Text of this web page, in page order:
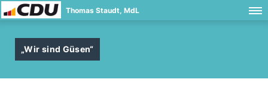
Thomas Staudt, MdL
Wir sind Güsen“